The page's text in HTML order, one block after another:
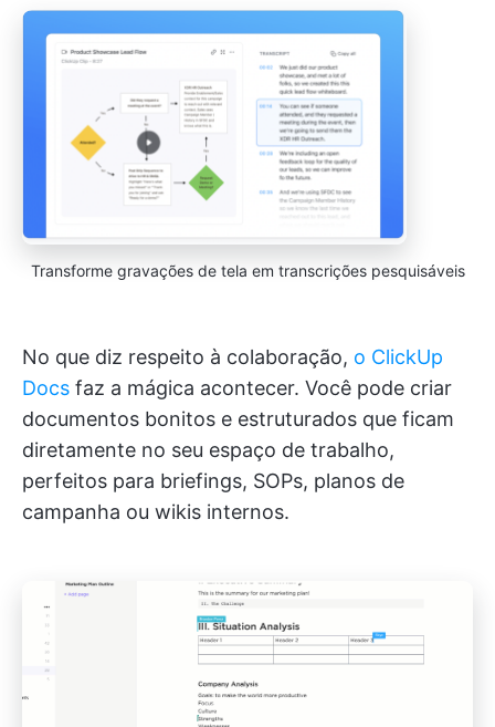
Transforme gravações de tela em transcrições pesquisáveis
No que diz respeito à colaboração, o ClickUp
Docs faz a mágica acontecer. Você pode criar
documentos bonitos e estruturados que ficam
diretamente no seu espaço de trabalho,
perfeitos para briefings, SOPs, planos de
campanha ou wikis internos.